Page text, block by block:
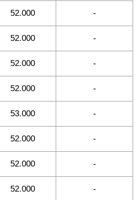
52.000 -
52.000 -
52.000 -
52.000 -
53.000 -
52.000 -
52.000 -
52.000 -